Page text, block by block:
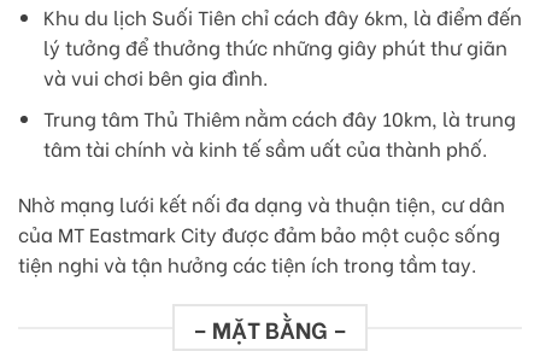
Khu du lịch Suối Tiên chỉ cách đây 6km, là điểm đến
lý tưởng để thưởng thức những giây phút thư giãn
và vui chơi bên gia đình.
Trung tâm Thủ Thiêm nằm cách đây 10km, là trung
tâm tài chính và kinh tế sầm uất của thành phố.
Nhờ mạng lưới kết nối đa dạng và thuận tiện, cư dân
của MT Eastmark City được đảm bảo một cuộc sống
tiện nghi và tận hưởng các tiện ích trong tầm tay.
– MẶT BẰNG –